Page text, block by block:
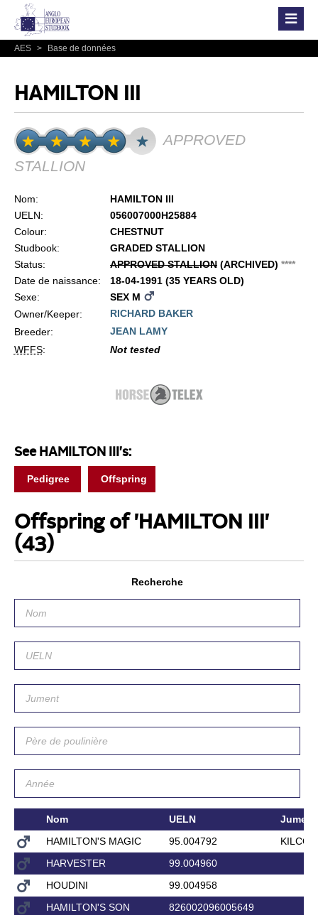
AES > Base de données
HAMILTON III
APPROVED
STALLION
Nom:
HAMILTON III
UELN:
056007000H25884
Colour:
CHESTNUT
Studbook:
GRADED STALLION
Status:
APPROVED STALLION(ARCHIVED) ****
Date de naissance:
18-04-1991 (35 YEARS OLD)
Sexe:
SEX M
Owner/Keeper:
RICHARD BAKER
Breeder:
JEAN LAMY
WFFS: Not tested
See HAMILTON III's:
Pedigree Offspring
Offspring of 'HAMILTON III'
(43)
Recherche
Nom UELN
Jument
HAMILTON'S MAGIC
95.004792
HARVESTER
99.004960
HOUDINI
99.004958
HAMILTON'S SON
826002096005649